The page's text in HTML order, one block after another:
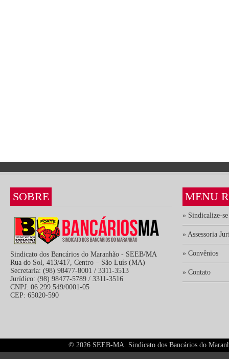
SOBRE
Sindicato dos Bancários do Maranhão - SEEB/MA
Rua do Sol, 413/417, Centro – São Luís (MA)
Secretaria: (98) 98477-8001 / 3311-3513
Jurídico: (98) 98477-5789 / 3311-3516
CNPJ: 06.299.549/0001-05
CEP: 65020-590
MENU
» Sindicalize-se
» Assessoria
» Convênios
» Contato
© 2026 SEEB-MA. Sindicato dos Bancários do